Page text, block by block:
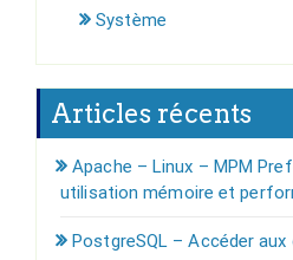
Système
Articles récents
Apache – Linux – MPM
utilisation mémoire et
PostgreSQL – Accéder aux